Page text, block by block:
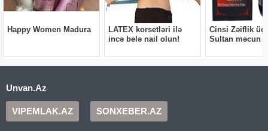
Unvan.Az
VIPEMLAK.AZ SONXEBER.AZ